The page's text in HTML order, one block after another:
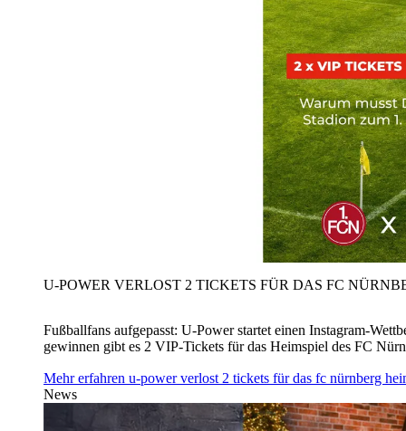
U‑POWER VERLOST 2 TICKETS FÜR DAS FC
Fußballfans aufgepasst: U‑Power startet einen Instagram-
gewinnen gibt es 2 VIP-Tickets für das Heimspiel des FC
Mehr erfahren u‑power verlost 2 tickets für das fc nürnberg
News